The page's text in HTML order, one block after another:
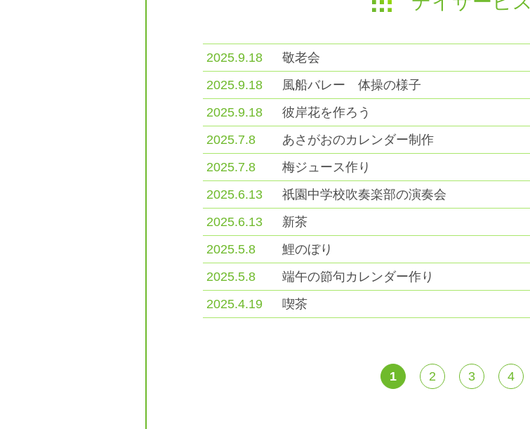
2025.9.18
敬老会
2025.9.18
風船バレー 体操の様子
2025.9.18
彼岸花を作ろう
2025.7.8
あさがおのカレンダー制作
2025.7.8
梅ジュース作り
2025.6.13
祇園中学校吹奏楽部の演奏会
2025.6.13
新茶
2025.5.8
鯉のぼり
2025.5.8
端午の節句カレンダー作り
2025.4.19
喫茶
1 2 3 4